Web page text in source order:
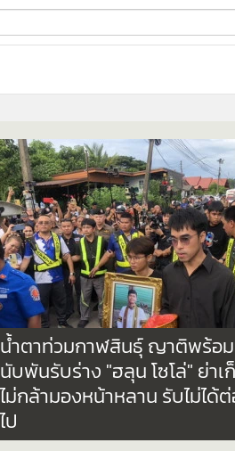
น้ำตาท่วมกาฬสินธุ์ ญาติพร้อ
นับพันรับร่าง "ฮลุน โซโล่" ย่าเ
ไม่กล้ามองหน้าหลาน รับไม่ได้
ไป